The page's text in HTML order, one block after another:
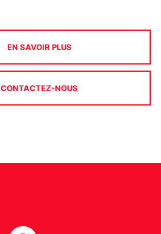
EN SAVOIR PLUS
CONTACTEZ-NOUS